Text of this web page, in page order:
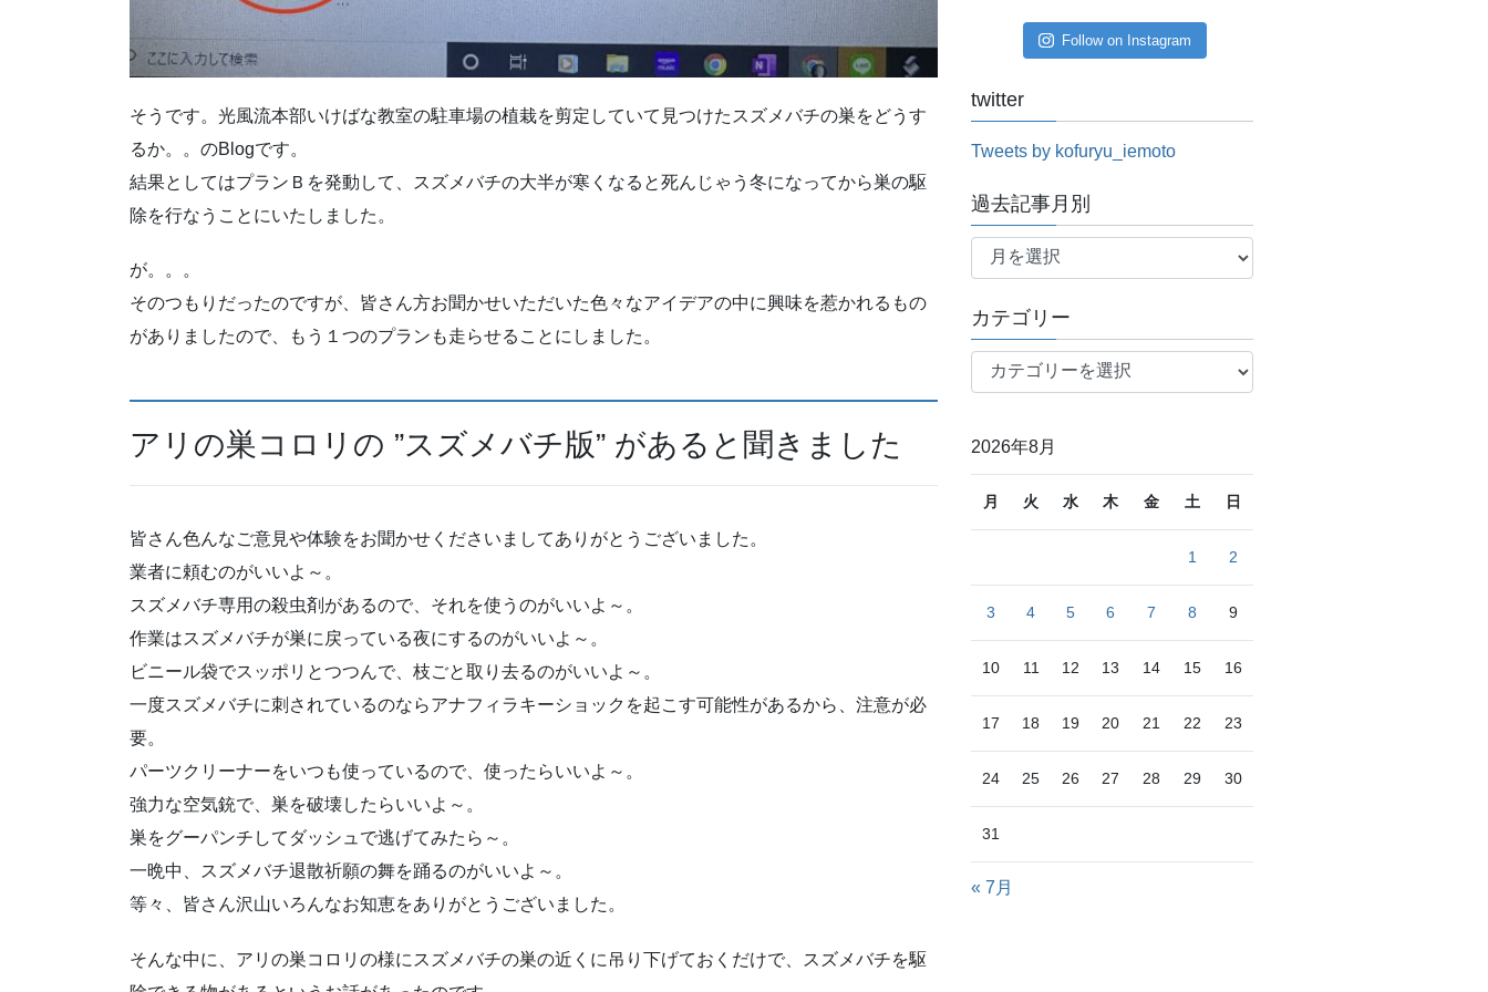
そうです。光風流本部いけばな教室の駐車場の植栽を剪定していて見つけたスズメバチの巣をどうす
るか。。のBlogです。
結果としてはプランＢを発動して、スズメバチの大半が寒くなると死んじゃう冬になってから巣の駆
除を行なうことにいたしました。
が。。。
そのつもりだったのですが、皆さん方お聞かせいただいた色々なアイデアの中に興味を惹かれるもの
がありましたので、もう１つのプランも走らせることにしました。
アリの巣コロリの ”スズメバチ版” があると聞きました
皆さん色んなご意見や体験をお聞かせくださいましてありがとうございました。
業者に頼むのがいいよ～。
スズメバチ専用の殺虫剤があるので、それを使うのがいいよ～。
作業はスズメバチが巣に戻っている夜にするのがいいよ～。
ビニール袋でスッポリとつつんで、枝ごと取り去るのがいいよ～。
一度スズメバチに刺されているのならアナフィラキーショックを起こす可能性があるから、注意が必
要。
パーツクリーナーをいつも使っているので、使ったらいいよ～。
強力な空気銃で、巣を破壊したらいいよ～。
巣をグーパンチしてダッシュで逃げてみたら～。
一晩中、スズメバチ退散祈願の舞を踊るのがいいよ～。
等々、皆さん沢山いろんなお知恵をありがとうございました。
そんな中に、アリの巣コロリの様にスズメバチの巣の近くに吊り下げておくだけで、スズメバチを駆
Follow on Instagram
twitter
Tweets by kofuryu_iemoto
過去記事月別
過
事
月
カテゴリー
テ
リ
2026年8月
月 火 水 木 金 土 日
1 2
3 4 5 6 7 8 9
10 11 12 13 14 15 16
17 18 19 20 21 22 23
24 25 26 27 28 29 30
31
« 7月